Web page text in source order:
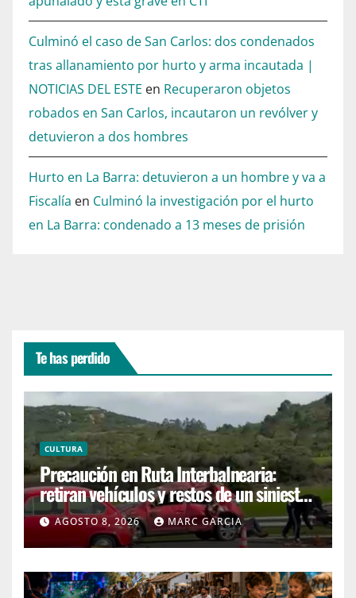
Culminó el caso de San Carlos: dos condenados
tras allanamiento por hurto y arma incautada |
NOTICIAS DEL ESTE en Recuperaron objetos
robados en San Carlos, incautaron un revólver y
detuvieron a dos hombres
Hurto en La Barra: detuvieron a un hombre y va a
Fiscalía en Culminó la investigación por el hurto
en La Barra: condenado a 13 meses de prisión
Te has perdido
CULTURA
Precaución en Ruta Interbalnearia:
retiran vehículos y restos de un siniestro
en el kilómetro 99
AGOSTO 8, 2026 MARC GARCIA